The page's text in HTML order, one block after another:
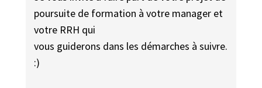
poursuite de formation à votre manager et
votre RRH qui
vous guiderons dans les démarches à suivre.
:)